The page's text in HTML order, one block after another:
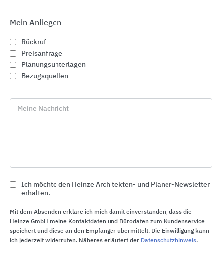
GROHE
Mein Anliegen
Rückruf
Preisanfrage
Planungsunterlagen
Bezugsquellen
Meine Nachricht
Ich möchte den Heinze Architekten- und Planer-Newsletter
erhalten.
Mit dem Absenden erkläre ich mich damit einverstanden, dass die
Heinze GmbH meine Kontaktdaten und Bürodaten zum Kundenservice
speichert und diese an den Empfänger übermittelt. Die Einwilligung kann
ich jederzeit widerrufen. Näheres erläutert der Datenschutzhinweis.